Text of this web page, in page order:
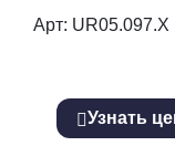
Арт: UR05.097.Х
Узнать